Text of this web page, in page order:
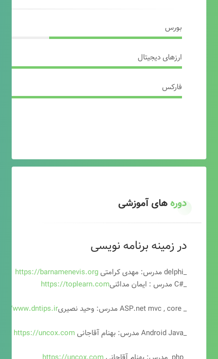
بورس
ارزهای دیجیتال
فارکس
دورههای آموزشی
در زمینه برنامه نویسی
_delphi مدرس: مهدی کرامتی
https://barnamenevis.org
_#C مدرس : ایمان مدائنی
https://toplearn.com
_ ASP.net mvc , core مدرس: وحید نصیری
www.dntips.ir
_Android Java مدرس: بهنام آقاجانی
https://uncox.com